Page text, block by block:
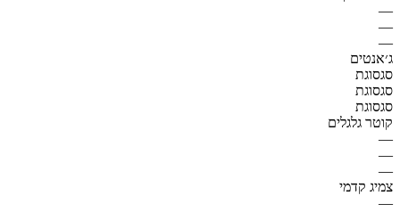
—
—
—
ג׳אנטים
סגסוגת
סגסוגת
סגסוגת
קוטר גלגלים
—
—
—
צמיג קדמי
—